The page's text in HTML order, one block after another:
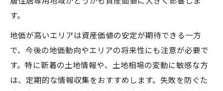
す。
地価が高いエリアは資産価値の安定が期待できる一方
で、今後の地価動向やエリアの将来性にも注意が必要で
す。特に新着の土地情報や、土地相場の変動に敏感な方
は、定期的な情報収集をおすすめします。失敗を防ぐた